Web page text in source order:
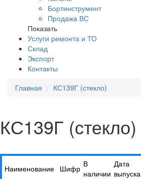
Бортинструмент
Продажа ВС
Показать
Услуги ремонта и ТО
Склад
Экспорт
Контакты
Главная
КС139Г (стекло)
КС139Г (стекло)
Наименование Шифр В
наличии
Дата
выпуска